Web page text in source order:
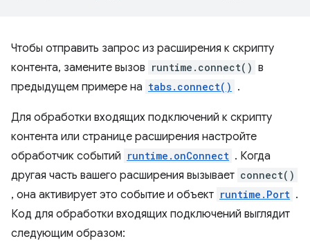
Чтобы отправить запрос из расширения к скрипту
контента, замените вызов runtime.connect() в
предыдущем примере на tabs.connect() .
Для обработки входящих подключений к скрипту
контента или странице расширения настройте
обработчик событий runtime.onConnect . Когда
другая часть вашего расширения вызывает connect()
, она активирует это событие и объект runtime.Port .
Код для обработки входящих подключений выглядит
следующим образом: